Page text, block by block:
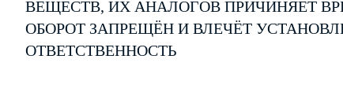
ВЕЩЕСТВ, ИХ АНАЛОГОВ ПРИЧИНЯЕТ
ОБОРОТ ЗАПРЕЩЁН И ВЛЕЧЁТ
ОТВЕТСТВЕННОСТЬ